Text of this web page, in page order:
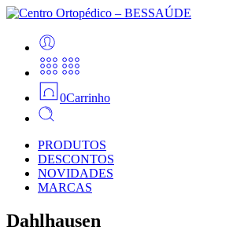
0Carrinho
PRODUTOS
DESCONTOS
NOVIDADES
MARCAS
Dahlhausen